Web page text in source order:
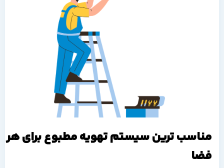
مناسب ترین سیستم تهویه مطبوع برای هر
فضا